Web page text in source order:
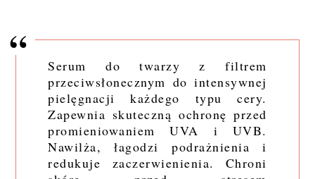
Serum do twarzy z filtrem
przeciwsłonecznym do intensywnej
pielęgnacji każdego typu cery.
Zapewnia skuteczną ochronę przed
promieniowaniem UVA i UVB.
Nawilża, łagodzi podrażnienia i
redukuje zaczerwienienia. Chroni